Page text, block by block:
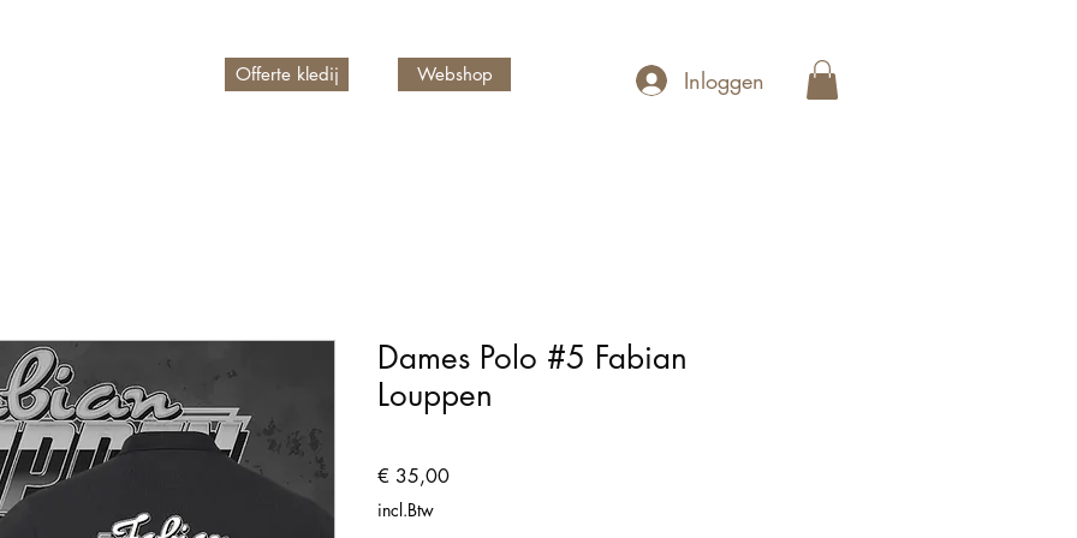
Offerte kledij Inloggen
Webshop
Dames Polo #5 Fabian
Louppen
€ 35,00Prijs
incl.Btw